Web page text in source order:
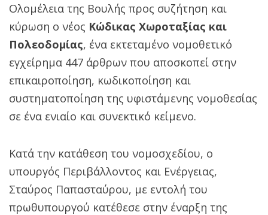
Ολομέλεια της Βουλής προς συζήτηση και
κύρωση ο νέος Κώδικας Χωροταξίας και
Πολεοδομίας, ένα εκτεταμένο νομοθετικό
εγχείρημα 447 άρθρων που αποσκοπεί στην
επικαιροποίηση, κωδικοποίηση και
συστηματοποίηση της υφιστάμενης νομοθεσίας
σε ένα ενιαίο και συνεκτικό κείμενο.
Κατά την κατάθεση του νομοσχεδίου, ο
υπουργός Περιβάλλοντος και Ενέργειας,
Σταύρος Παπασταύρου, με εντολή του
πρωθυπουργού κατέθεσε στην έναρξη της